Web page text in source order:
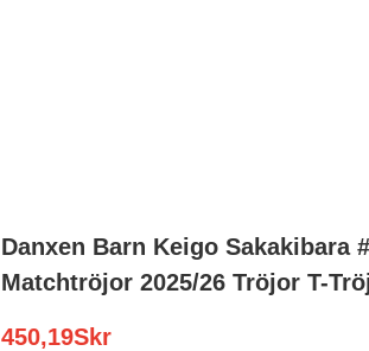
Danxen Barn Keigo Sakakibara
Matchtröjor 2025/26 Tröjor T-
450,19Skr